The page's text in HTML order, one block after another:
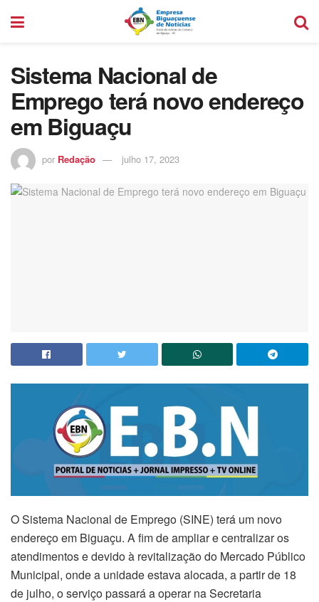
Sistema Nacional de
Emprego terá novo endereço
em Biguaçu
por Redação julho 17, 2023
O Sistema Nacional de Emprego (SINE) terá um novo
endereço em Biguaçu. A fim de ampliar e centralizar os
atendimentos e devido à revitalização do Mercado Público
Municipal, onde a unidade estava alocada, a partir de 18
de julho, o serviço passará a operar na Secretaria